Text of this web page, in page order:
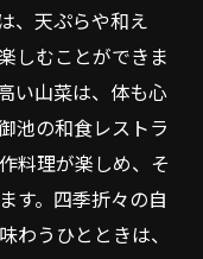
の涼和食
感じる和食の深
能する
秋を味わう
な和食
、天ぷらや和え
しむことができま
い山菜は、体も心
池の和食レストラ
料理が楽しめ、そ
す。四季折々の自
わうひとときは、